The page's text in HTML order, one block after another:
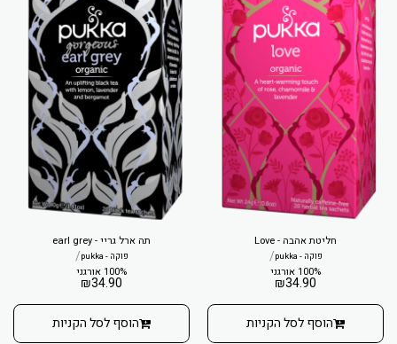
חליטת אהבה - Love
פוקה - pukka /
100% אורגני
₪34.90
הוסף לסל הקניות
תה ארל גריי - earl grey
פוקה - pukka /
100% אורגני
₪34.90
הוסף לסל הקניות